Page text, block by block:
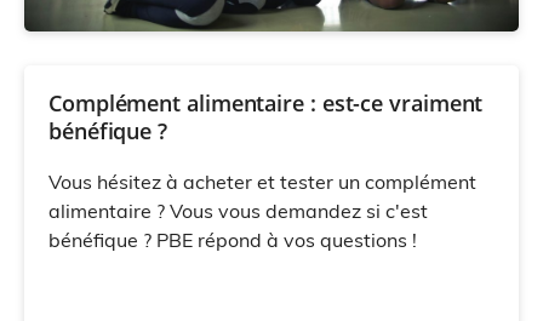
Complément alimentaire : est-ce vraiment
bénéfique ?
Vous hésitez à acheter et tester un complément
alimentaire ? Vous vous demandez si c'est
bénéfique ? PBE répond à vos questions !